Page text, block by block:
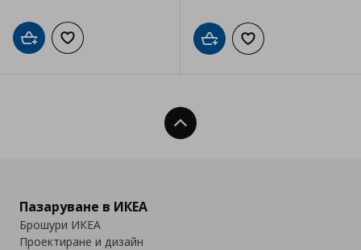
Добави в кошницата
Добави към списъка с любимиДобави в кошницата
Добави към
Нагоре
Пазаруване в ИКЕА
Брошури ИКЕА
Проектиране и дизайн